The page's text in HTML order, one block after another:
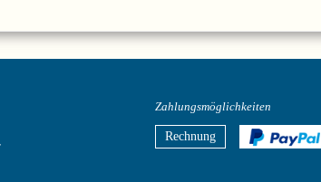
Zahlungsmöglichkeiten
Rechnung